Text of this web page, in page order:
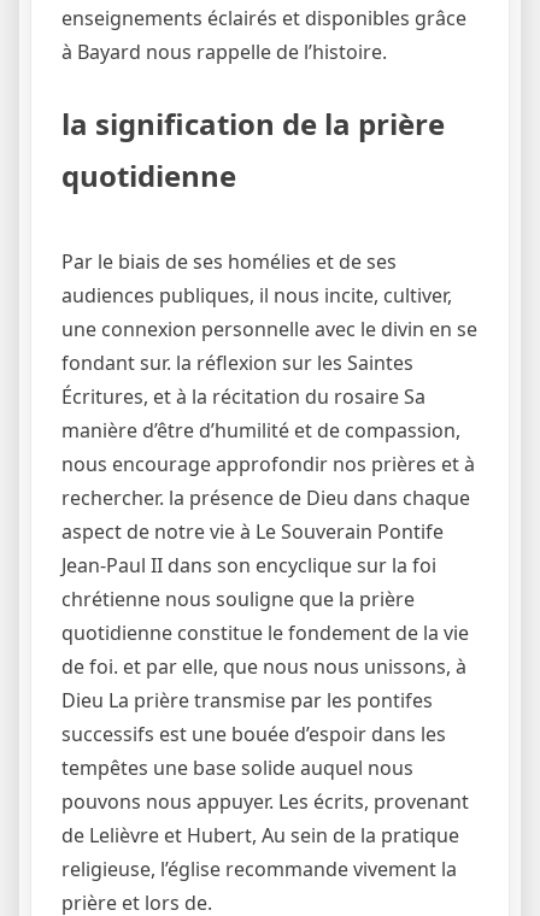
enseignements éclairés et disponibles grâce
à Bayard nous rappelle de l’histoire.
la signification de la prière
quotidienne
Par le biais de ses homélies et de ses
audiences publiques, il nous incite, cultiver,
une connexion personnelle avec le divin en se
fondant sur. la réflexion sur les Saintes
Écritures, et à la récitation du rosaire Sa
manière d’être d’humilité et de compassion,
nous encourage approfondir nos prières et à
rechercher. la présence de Dieu dans chaque
aspect de notre vie à Le Souverain Pontife
Jean-Paul II dans son encyclique sur la foi
chrétienne nous souligne que la prière
quotidienne constitue le fondement de la vie
de foi. et par elle, que nous nous unissons, à
Dieu La prière transmise par les pontifes
successifs est une bouée d’espoir dans les
tempêtes une base solide auquel nous
pouvons nous appuyer. Les écrits, provenant
de Lelièvre et Hubert, Au sein de la pratique
religieuse, l’église recommande vivement la
prière et lors de.